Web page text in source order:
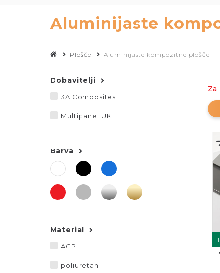
Aluminijaste
Plošče Aluminijaste kompozitne plošče
Dobavitelji
3A Composites
Multipanel UK
Barva
Material
ACP
poliuretan
Za